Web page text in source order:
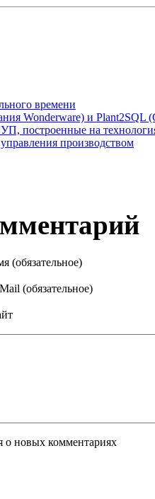
времени
Wonderware) и Plant2SQL
построенные на
производством
(обязательное)
(обязательное)
о новых комментариях